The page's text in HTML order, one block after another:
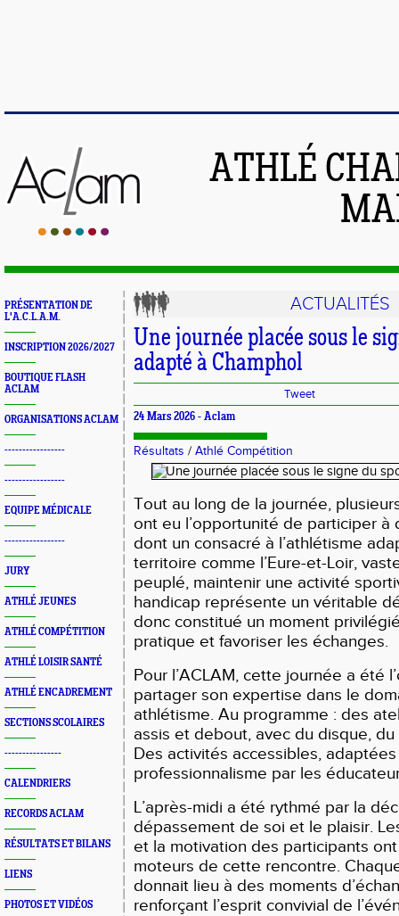
ATHLÉ
PRÉSENTATION DE
L'A.C.L.A.M.
INSCRIPTION 2026/2027
BOUTIQUE FLASH
ACLAM
ORGANISATIONS ACLAM
-----------------
-----------------
EQUIPE MÉDICALE
-----------------
JURY
ATHLÉ JEUNES
ATHLÉ COMPÉTITION
ATHLÉ LOISIR SANTÉ
ATHLÉ ENCADREMENT
SECTIONS SCOLAIRES
----------------
CALENDRIERS
RECORDS ACLAM
RÉSULTATS ET BILANS
LIENS
PHOTOS ET VIDÉOS
ACTUALITÉS
Une journée placée sous le
adapté à Champhol
Tweet
24 Mars 2026 - Aclam
Résultats / Athlé Compétition
Tout au long de la journée,
ont eu l’opportunité de participer à
dont un consacré à l’athlétisme
territoire comme l’Eure-et-Loir,
peuplé, maintenir une activité
handicap représente un véritable
donc constitué un moment
pratique et favoriser les échanges.
Pour l’ACLAM, cette journée a été
partager son expertise dans le
athlétisme. Au programme : des
assis et debout, avec du disque,
Des activités accessibles,
professionnalisme par les
L’après-midi a été rythmé par la
dépassement de soi et le plaisir.
et la motivation des participants
moteurs de cette rencontre.
donnait lieu à des moments
renforçant l’esprit convivial de